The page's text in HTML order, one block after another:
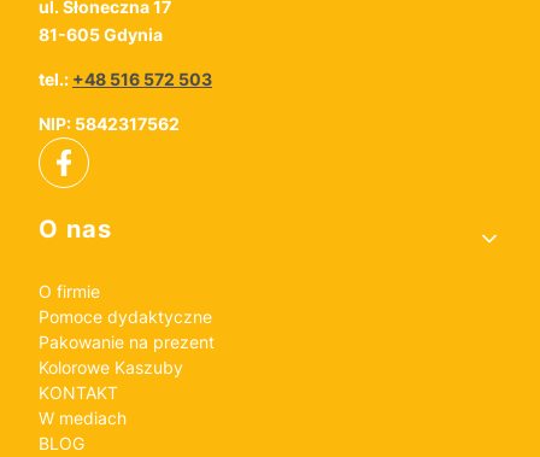
ul. Słoneczna 17
81-605 Gdynia
tel.: +48 516 572 503
NIP: 5842317562
Linki w stopce
O nas
O firmie
Pomoce dydaktyczne
Pakowanie na prezent
Kolorowe Kaszuby
KONTAKT
W mediach
BLOG